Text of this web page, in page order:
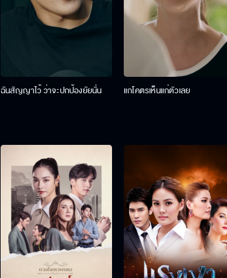
ฉันสัญญาไว้ ว่าจะปกป้องยัยนั่น แกโคตรเห็นแก่ตัวเลย